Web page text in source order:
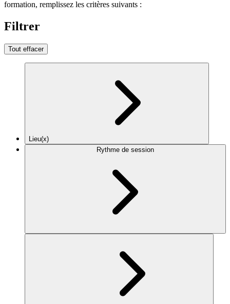
formation, remplissez les critères suivants :
Filtrer
Tout effacer
Lieu(x)
Rythme de session